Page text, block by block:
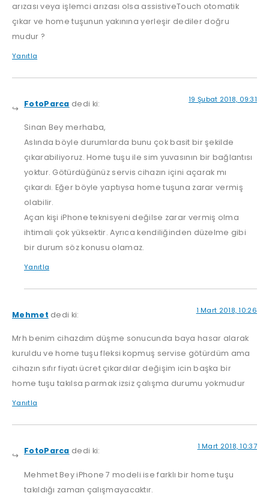
arızası veya işlemci arızası olsa assistiveTouch otomatik
çıkar ve home tuşunun yakınına yerleşir dediler doğru
mudur ?
Yanıtla
FotoParca dedi ki: 19 Şubat 2018, 09:31
Sinan Bey merhaba,
Aslında böyle durumlarda bunu çok basit bir şekilde
çıkarabiliyoruz. Home tuşu ile sim yuvasının bir bağlantısı
yoktur. Götürdüğünüz servis cihazın içini açarak mı
çıkardı. Eğer böyle yaptıysa home tuşuna zarar vermiş
olabilir.
Açan kişi iPhone teknisyeni değilse zarar vermiş olma
ihtimali çok yüksektir. Ayrıca kendiliğinden düzelme gibi
bir durum söz konusu olamaz.
Yanıtla
Mehmet dedi ki: 1 Mart 2018, 10:26
Mrh benim cihazdım düşme sonucunda baya hasar alarak
kuruldu ve home tuşu fleksi kopmuş servise götürdüm ama
cihazın sıfır fiyatı ücret çıkardılar değişim icin başka bir
home tuşu takılsa parmak izsiz çalışma durumu yokmudur
Yanıtla
FotoParca dedi ki: 1 Mart 2018, 10:37
Mehmet Bey iPhone 7 modeli ise farklı bir home tuşu
takıldığı zaman çalışmayacaktır.